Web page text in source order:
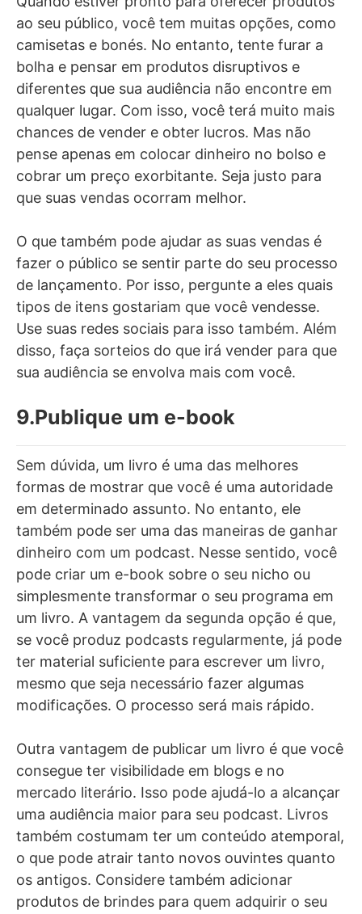
ao seu público, você tem muitas opções, como
camisetas e bonés. No entanto, tente furar a
bolha e pensar em produtos disruptivos e
diferentes que sua audiência não encontre em
qualquer lugar. Com isso, você terá muito mais
chances de vender e obter lucros. Mas não
pense apenas em colocar dinheiro no bolso e
cobrar um preço exorbitante. Seja justo para
que suas vendas ocorram melhor.
O que também pode ajudar as suas vendas é
fazer o público se sentir parte do seu processo
de lançamento. Por isso, pergunte a eles quais
tipos de itens gostariam que você vendesse.
Use suas redes sociais para isso também. Além
disso, faça sorteios do que irá vender para que
sua audiência se envolva mais com você.
9.Publique um e-book
Sem dúvida, um livro é uma das melhores
formas de mostrar que você é uma autoridade
em determinado assunto. No entanto, ele
também pode ser uma das maneiras de ganhar
dinheiro com um podcast. Nesse sentido, você
pode criar um e-book sobre o seu nicho ou
simplesmente transformar o seu programa em
um livro. A vantagem da segunda opção é que,
se você produz podcasts regularmente, já pode
ter material suficiente para escrever um livro,
mesmo que seja necessário fazer algumas
modificações. O processo será mais rápido.
Outra vantagem de publicar um livro é que você
consegue ter visibilidade em blogs e no
mercado literário. Isso pode ajudá-lo a alcançar
uma audiência maior para seu podcast. Livros
também costumam ter um conteúdo atemporal,
o que pode atrair tanto novos ouvintes quanto
os antigos. Considere também adicionar
produtos de brindes para quem adquirir o seu